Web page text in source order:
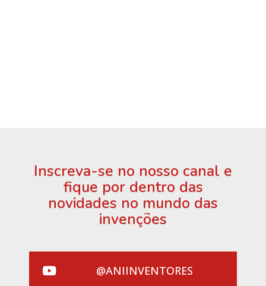
Inscreva-se no nosso canal e
fique por dentro das
novidades no mundo das
invenções
@ANIINVENTORES